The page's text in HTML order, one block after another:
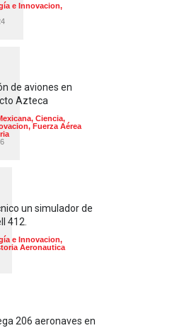
e Innovacion,
de aviones en
Azteca
, Ciencia,
, Fuerza Aérea
un simulador de
412.
e Innovacion,
Aeronautica
206 aeronaves en